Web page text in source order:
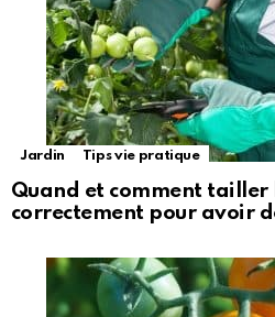
Jardin Tips vie pratique
Quand et comment tailler
correctement pour avoir